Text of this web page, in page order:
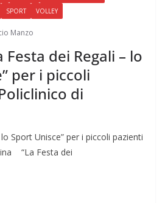
SPORT VOLLEY
Manzo
Festa dei Regali – lo
per i piccoli
di
Sport Unisce” per i piccoli pazienti
“La Festa dei